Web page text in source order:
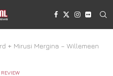
+ Mirusi Mergina – Willemeen